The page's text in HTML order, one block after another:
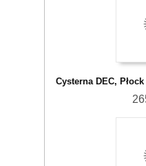
Cysterna DEC,